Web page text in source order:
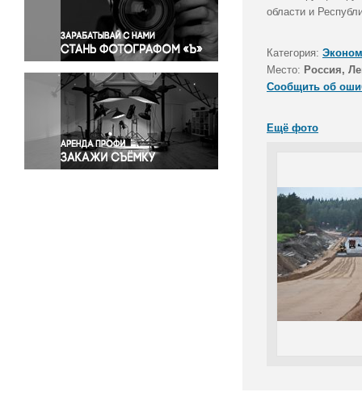
Правосудие
Происшествия и конфликты
Религия
Светская жизнь
Спорт
Экология
Экономика и бизнес
области и
Категория:
Место: Россия,
Сообщить об
Ещё фото